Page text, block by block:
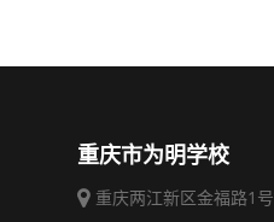
重庆市为明学校
重庆两江新区金福路1号